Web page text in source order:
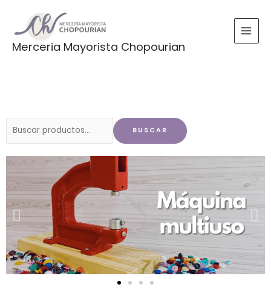
contenido
Merceria Mayorista Chopourian
Buscar
BUSCAR